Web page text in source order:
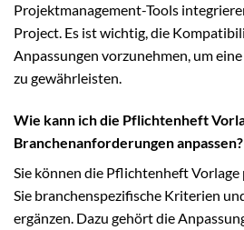
Projektmanagement-Tools
Project. Es ist wichtig, die
Anpassungen vorzunehmen, um
zu gewährleisten.
Wie kann ich die Pflichtenheft
Branchenanforderungen anpassen?
Sie können die Pflichtenheft
Sie branchenspezifische Kriterien
ergänzen. Dazu gehört die